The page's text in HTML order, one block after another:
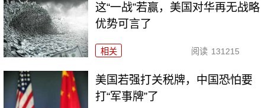
这“一战”若赢，美国对华再无战略
优势可言了
相关 阅读 131215
美国若强打关税牌，中国恐怕要
打“军事牌”了